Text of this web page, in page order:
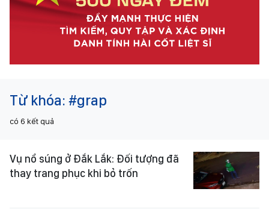
Từ khóa: #grap
có 6 kết quả
Vụ nổ súng ở Đắk Lắk: Đối tượng đã
thay trang phục khi bỏ trốn